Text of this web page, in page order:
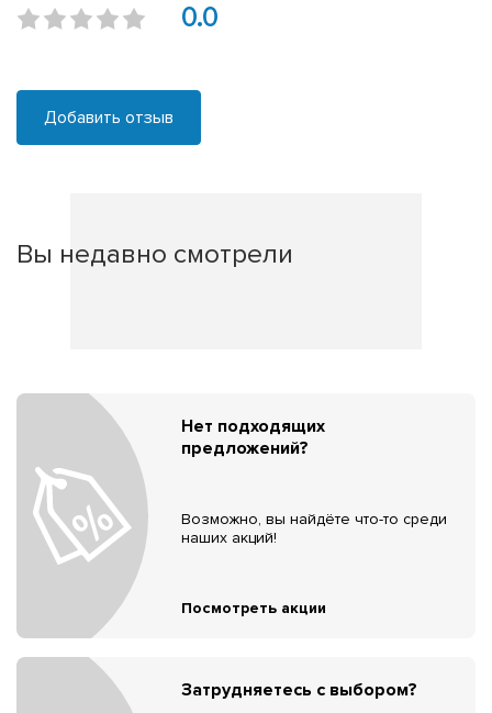
0.0
Добавить отзыв
Вы недавно смотрели
Нет подходящих
предложений?
Возможно, вы найдёте что-то среди
наших акций!
Посмотреть акции
Затрудняетесь с выбором?